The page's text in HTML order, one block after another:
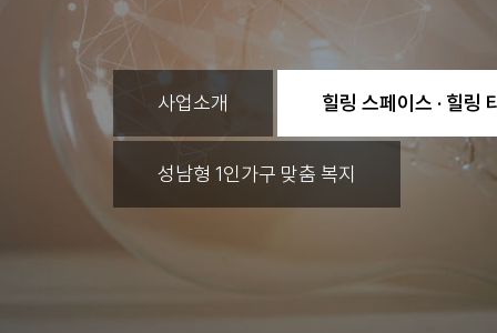
사업소개 힐링 스페이스 · 힐링
성남형 1인가구 맞춤 복지